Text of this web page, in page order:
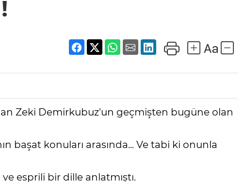
Zeki Demirkubuz'un geçmişten bugüne olan
başat konuları arasında... Ve tabi ki onunla
ve esprili bir dille anlatmıştı.